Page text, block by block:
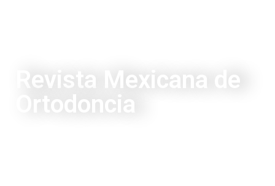
Revista Mexicana de
Ortodoncia